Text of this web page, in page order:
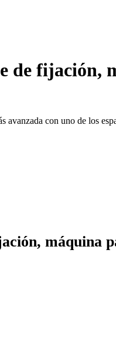
de fijación,
con uno de los
máquina